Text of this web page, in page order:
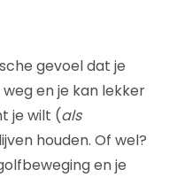
gevoel dat je
en je kan lekker
je wilt (als
houden. Of wel?
en je